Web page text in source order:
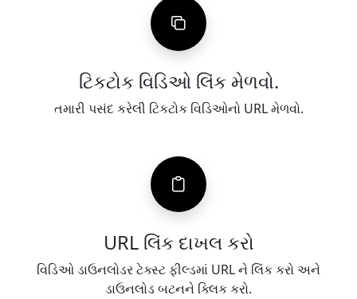
ટિકટોક વિડિઓ લિંક મેળવો.
તમારી પસંદ કરેલી ટિકટોક વિડિઓનો URL મેળવો.
URL લિંક દાખલ કરો
વિડિઓ ડાઉનલોડર ટેક્સ્ટ ફીલ્ડમાં URL ને લિંક કરો અને
ડાઉનલોડ બટનને ક્લિક કરો.